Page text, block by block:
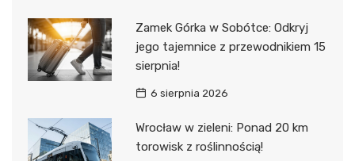
Zamek Górka w Sobótce: Odkryj
jego tajemnice z przewodnikiem 15
sierpnia!
6 sierpnia 2026
Wrocław w zieleni: Ponad 20 km
torowisk z roślinnością!